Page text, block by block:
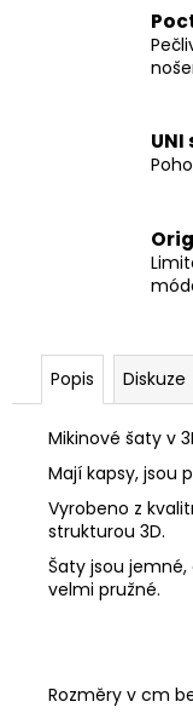
Popis Diskuze
Mikinové šaty v
Mají kapsy, jsou
Vyrobeno z
strukturou 3D.
Šaty jsou
velmi pružné.
Rozměry v cm